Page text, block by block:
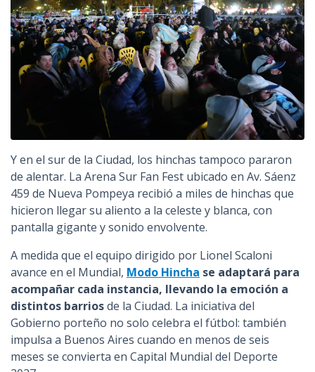
Y en el sur de la Ciudad, los hinchas tampoco pararon
de alentar. La Arena Sur Fan Fest ubicado en Av. Sáenz
459 de Nueva Pompeya recibió a miles de hinchas que
hicieron llegar su aliento a la celeste y blanca, con
pantalla gigante y sonido envolvente.
A medida que el equipo dirigido por Lionel Scaloni
avance en el Mundial, Modo Hincha se adaptará para
acompañar cada instancia, llevando la emoción a
distintos barriosde la Ciudad. La iniciativa del
Gobierno porteño no solo celebra el fútbol: también
impulsa a Buenos Aires cuando en menos de seis
meses se convierta en Capital Mundial del Deporte